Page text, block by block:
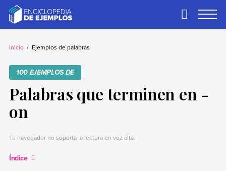
contentEjemplos
Necesitas ejemplos.
Primary
Inicio Ejemplos de palabras
100 EJEMPLOS DE
Palabras que terminen en -
on
Tu navegador no soporta la lectura en voz alta.
Índice